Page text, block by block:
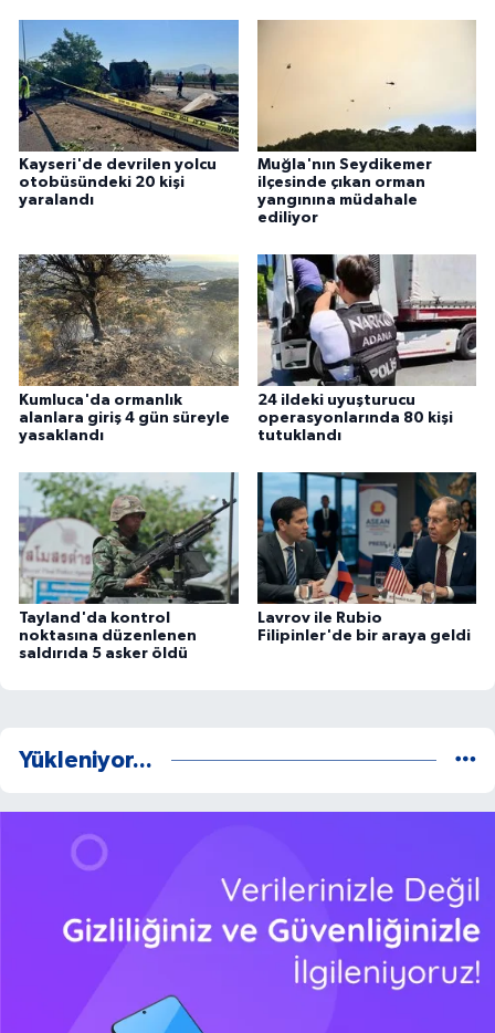
Kayseri'de devrilen yolcu
otobüsündeki 20 kişi
yaralandı
Muğla'nın Seydikemer
ilçesinde çıkan orman
yangınına müdahale
ediliyor
Kumluca'da ormanlık
alanlara giriş 4 gün süreyle
yasaklandı
24 ildeki uyuşturucu
operasyonlarında 80 kişi
tutuklandı
Tayland'da kontrol
noktasına düzenlenen
saldırıda 5 asker öldü
Lavrov ile Rubio
Filipinler'de bir araya geldi
Yükleniyor...